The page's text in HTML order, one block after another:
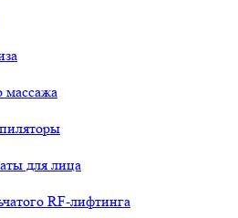
массажа
для лица
RF-лифтинга